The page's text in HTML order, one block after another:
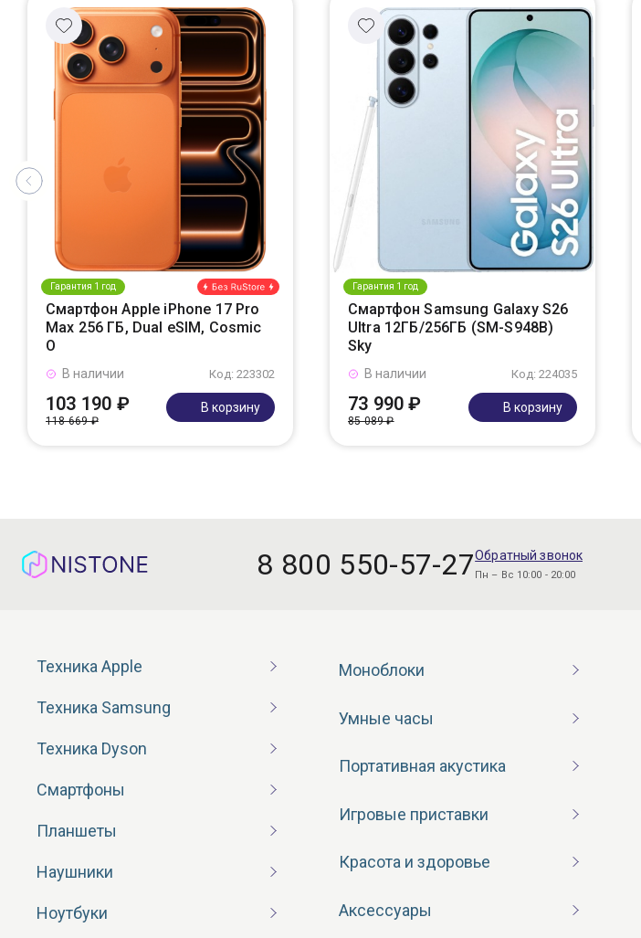
Гарантия 1 год
Смартфон Apple iPhone 17 Pro
Max 256 ГБ, Dual eSIM, Cosmic
O
Код: 223302
В наличии
103 190 ₽
118 669 ₽
В корзину
Гарантия 1 год
Смартфон Samsung Galaxy S26
Ultra 12ГБ/256ГБ (SM-S948B)
Sky
Код: 224035
В наличии
73 990 ₽
85 089 ₽
В корзину
8 800 550-57-27Обратный звонок
Пн – Вс 10:00 - 20:00
Техника Apple
Техника Samsung
Техника Dyson
Смартфоны
Планшеты
Наушники
Ноутбуки
Моноблоки
Умные часы
Портативная акустика
Игровые приставки
Красота и здоровье
Аксессуары